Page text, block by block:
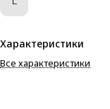
Характеристики
Все характеристики